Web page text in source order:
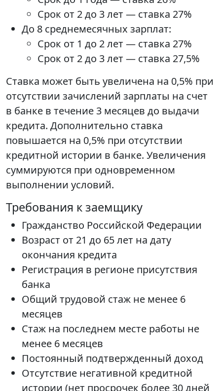
Срок от 2 до 3 лет — ставка 27%
До 8 среднемесячных зарплат:
Срок от 1 до 2 лет — ставка 27%
Срок от 2 до 3 лет — ставка 27,5%
Ставка может быть увеличена на 0,5% при
отсутствии зачислений зарплаты на счет
в банке в течение 3 месяцев до выдачи
кредита. Дополнительно ставка
повышается на 0,5% при отсутствии
кредитной истории в банке. Увеличения
суммируются при одновременном
выполнении условий.
Требования к заемщику
Гражданство Российской Федерации
Возраст от 21 до 65 лет на дату
окончания кредита
Регистрация в регионе присутствия
банка
Общий трудовой стаж не менее 6
месяцев
Стаж на последнем месте работы не
менее 6 месяцев
Постоянный подтвержденный доход
Отсутствие негативной кредитной
истории (нет просрочек более 30 дней